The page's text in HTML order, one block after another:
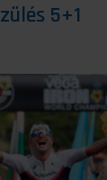
5+1